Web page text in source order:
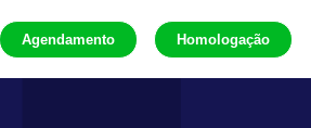
Agendamento Homologação